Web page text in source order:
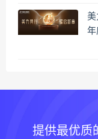
美
年
提供最优质